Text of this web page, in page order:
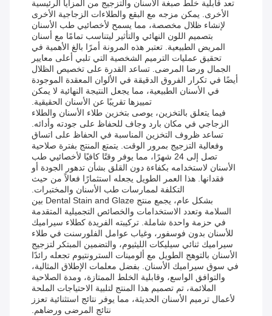
تعد قابلية خلط صبغة الأسنان والتزجيج من المزايا الرئيسية
الأخرى. يمكن مزجه مع البقع والطلاءات الزجاجية الأخرى
لإنشاء ظلال مخصصة، مما يسمح لأخصائيي طب الأسنان
بتصميم اللون النهائي والتأثير ليتناسب تمامًا مع أسنان
المريض الطبيعية. تعتبر هذه المرونة أمرًا بالغ الأهمية في
تحقيق عمليات الترميم الشخصية التي تلبي أعلى معايير
الجمال ورضا المرضى. تساعد القدرة على تخصيص الظلال
أيضًا في تكرار الفروق الدقيقة في الألوان المعقدة الموجودة
في الأسنان الطبيعية، مما يجعل النتيجة النهائية لا يمكن
تمييزها تقريبًا عن الأسنان الحقيقية.
فيما يتعلق بالتخزين، يوصى بتخزين طلاء الأسنان والطلاء
الزجاجي في مكان بارد وجاف للحفاظ على جودته وأدائه.
تساعد ظروف التخزين المناسبة في الحفاظ على اتساق
وفعالية التزجيج بمرور الوقت. يتمتع المنتج بفترة صلاحية
تصل إلى 24 شهرًا، مما يوفر وقتًا كافيًا لأخصائيي طب
الأسنان لاستخدامه بكفاءة دون القلق بشأن تدهور الجودة أو
فقدانها. هذا العمر الطويل يجعله استثمارًا فعالاً من حيث
التكلفة لممارسات طب الأسنان والمختبرات.
بشكل عام، يجمع منتج Dental Stain and Glaze بين
السلامة وتعدد الاستخدامات والخصائص التجميلية المتقدمة
في حزمة واحدة شاملة. تركيبته الفريدة كطلاء سيراميك
للأسنان بدون فوسفور، وغياب عوامل الفلورسنت في طلاء
سيراميك ثنائي سيليكات الليثيوم، والتضمين المبتكر لتزجيج
الأسنان بالتوهج الطويل مع ألومينات السترونتيوم تجعله رائدًا
في سوق سيراميك الأسنان. بفضل معلمات الإطلاق المثالية،
والتوافق الواسع، وقابلية الخلط الممتازة، ومدة الصلاحية
الملائمة، تم تصميم هذا المنتج لتلبية الاحتياجات الملحة
لأعمال ترميم الأسنان الحديثة، مما يوفر نتائج استثنائية تعزز
نتائج المرضى ورضاهم.